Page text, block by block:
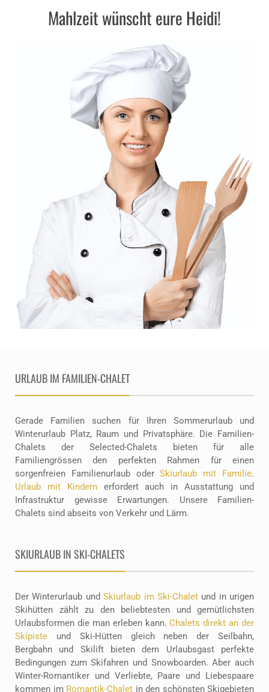
Mahlzeit wünscht eure Heidi!
URLAUBIM FAMILIEN-CHALET
Gerade Familien suchen für Ihren Sommerurlaub und
Winterurlaub Platz, Raum und Privatsphäre. Die Familien-
Chalets der Selected-Chalets bieten für alle
Familiengrössen den perfekten Rahmen für einen
sorgenfreien Familienurlaub oderSkiurlaub mit Familie.
Urlaub mit Kindernerfordert auch in Ausstattung und
Infrastruktur gewisse Erwartungen. Unsere Familien-
Chalets sind abseits von Verkehr und Lärm.
SKIURLAUBIN SKI-CHALETS
Der Winterurlaub undSkiurlaub im Ski-Chaletund in urigen
Skihütten zählt zu den beliebtesten und gemütlichsten
Urlaubsformen die man erleben kann.Chalets direkt an der
Skipiste und Ski-Hütten gleich neben der Seilbahn,
Bergbahn und Skilift bieten dem Urlaubsgast perfekte
Bedingungen zum Skifahren und Snowboarden. Aber auch
Winter-Romantiker und Verliebte, Paare und Liebespaare
kommen im Romantik-Chalet in den schönsten Skigebieten